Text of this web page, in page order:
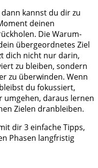
kannst du dir zu
deinen
Die Warum-
übergeordnetes Ziel
dich nicht nur darin,
zu bleiben, sondern
zu überwinden. Wenn
du fokussiert,
umgehen, daraus lernen
Zielen dranbleiben.
dir 3 einfache Tipps,
Phasen langfristig